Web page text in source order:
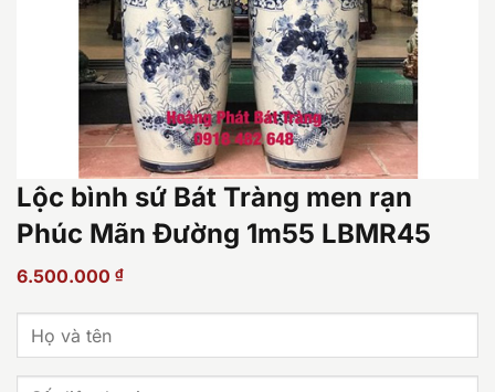
Lộc bình sứ Bát Tràng men rạn
Phúc Mãn Đường 1m55 LBMR45
6.500.000 ₫